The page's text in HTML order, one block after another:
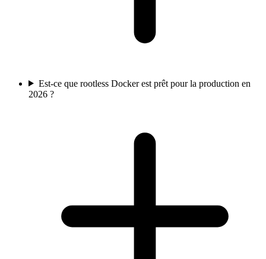
Est-ce que rootless Docker est prêt pour la production en
2026 ?